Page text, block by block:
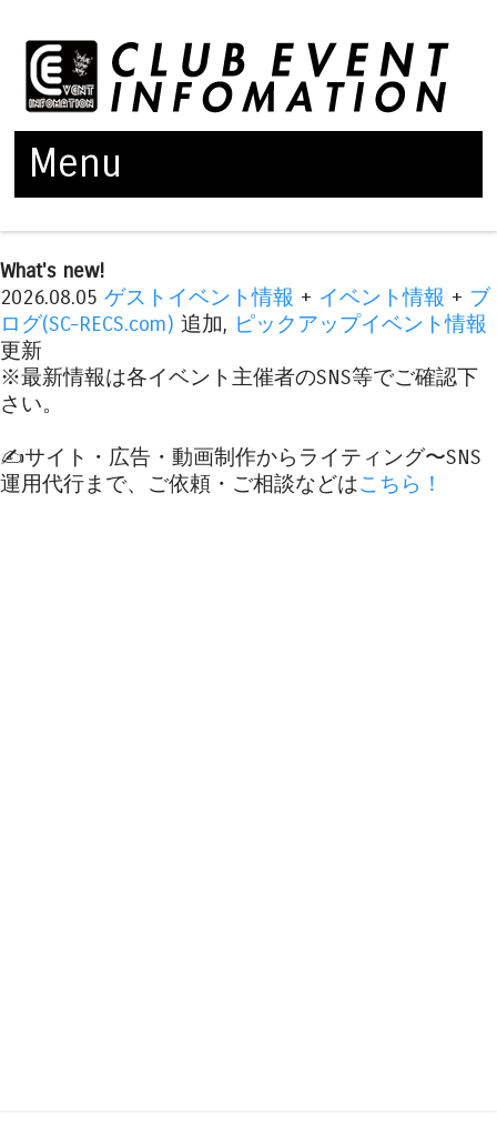
Menu
What's new!
2026.08.05 ゲストイベント情報 + イベント情報 + ブ
ログ(SC-RECS.com) 追加, ピックアップイベント情報
更新
※最新情報は各イベント主催者のSNS等でご確認下
さい。
✍️サイト・広告・動画制作からライティング〜SNS
運用代行まで、ご依頼・ご相談などはこちら！